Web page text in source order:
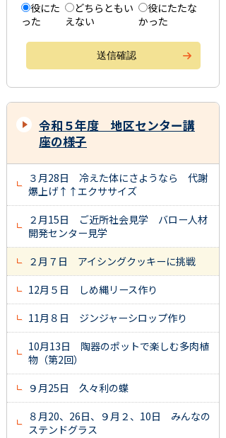
役にた
った
どちらともい
えない
役にたたな
かった
令和５年度 地区センター講
座の様子
３月28日 冷えた体にさようなら 代謝
爆上げ↑↑エクササイズ
２月15日 ご近所社会見学 バロー人材
開発センター見学
２月７日 アイシングクッキーに挑戦
12月５日 しめ縄リース作り
11月８日 ジンジャーシロップ作り
10月13日 陶器のポットで楽しむ多肉植
物（第2回）
９月25日 久々利の蝶
８月20、26日、９月２、10日 みんなの
ステンドグラス